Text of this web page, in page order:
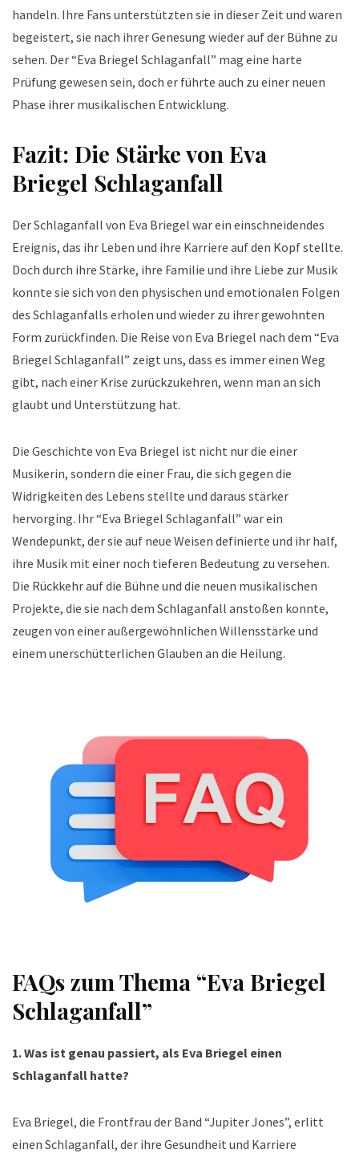
handeln. Ihre Fans unterstützten sie in dieser Zeit und waren
begeistert, sie nach ihrer Genesung wieder auf der Bühne zu
sehen. Der “Eva Briegel Schlaganfall” mag eine harte
Prüfung gewesen sein, doch er führte auch zu einer neuen
Phase ihrer musikalischen Entwicklung.
Fazit: Die Stärke von Eva
Briegel Schlaganfall
Der Schlaganfall von Eva Briegel war ein einschneidendes
Ereignis, das ihr Leben und ihre Karriere auf den Kopf stellte.
Doch durch ihre Stärke, ihre Familie und ihre Liebe zur Musik
konnte sie sich von den physischen und emotionalen Folgen
des Schlaganfalls erholen und wieder zu ihrer gewohnten
Form zurückfinden. Die Reise von Eva Briegel nach dem “Eva
Briegel Schlaganfall” zeigt uns, dass es immer einen Weg
gibt, nach einer Krise zurückzukehren, wenn man an sich
glaubt und Unterstützung hat.
Die Geschichte von Eva Briegel ist nicht nur die einer
Musikerin, sondern die einer Frau, die sich gegen die
Widrigkeiten des Lebens stellte und daraus stärker
hervorging. Ihr “Eva Briegel Schlaganfall” war ein
Wendepunkt, der sie auf neue Weisen definierte und ihr half,
ihre Musik mit einer noch tieferen Bedeutung zu versehen.
Die Rückkehr auf die Bühne und die neuen musikalischen
Projekte, die sie nach dem Schlaganfall anstoßen konnte,
zeugen von einer außergewöhnlichen Willensstärke und
einem unerschütterlichen Glauben an die Heilung.
FAQs zum Thema “Eva Briegel
Schlaganfall”
1. Was ist genau passiert, als Eva Briegel einen
Schlaganfall hatte?
Eva Briegel, die Frontfrau der Band “Jupiter Jones”, erlitt
einen Schlaganfall, der ihre Gesundheit und Karriere